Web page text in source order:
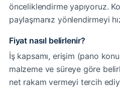
önceliklendirme yapıyoruz.
paylaşmanız yönlendirmeyi
Fiyat nasıl belirlenir?
İş kapsamı, erişim (pano
malzeme ve süreye göre
net rakam vermeyi tercih